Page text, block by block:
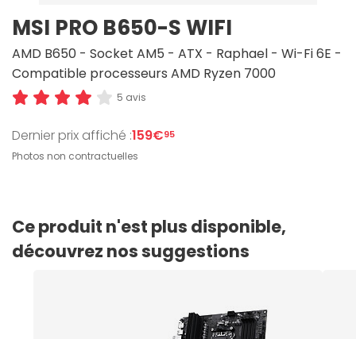
MSI PRO B650-S WIFI
AMD B650 - Socket AM5 - ATX - Raphael - Wi-Fi 6E -
Compatible processeurs AMD Ryzen 7000
5 avis
Dernier prix affiché :159€95
Photos non contractuelles
Ce produit n'est plus disponible,
découvrez nos suggestions